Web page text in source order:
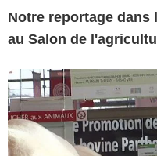
Notre reportage
au Salon de